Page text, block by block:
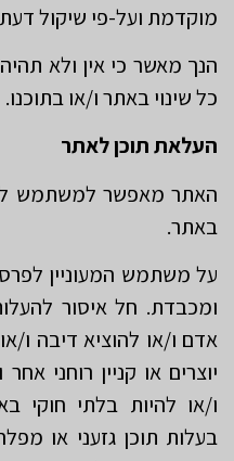
מוקדמת ועל-פי שיקול
הנך מאשר כי אין ולא
כל שינוי באתר ו/או בתוכנו.
העלאת תוכן לאתר
האתר מאפשר למשתמש
באתר.
על משתמש המעוניין
ומכבדת. חל איסור
אדם ו/או להוציא דיבה ו/
יוצרים או קניין רוחני
ו/או להיות בלתי חוקי
בעלות תוכן גזעני או